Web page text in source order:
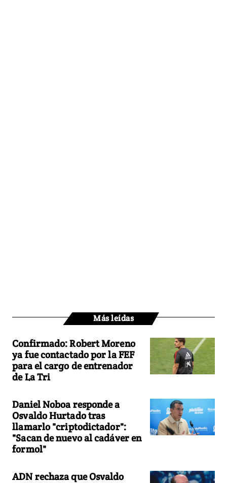
Más leídas
Confirmado: Robert Moreno
ya fue contactado por la FEF
para el cargo de entrenador
de La Tri
Daniel Noboa responde a
Osvaldo Hurtado tras
llamarlo "criptodictador":
"Sacan de nuevo al cadáver en
formol"
ADN rechaza que Osvaldo